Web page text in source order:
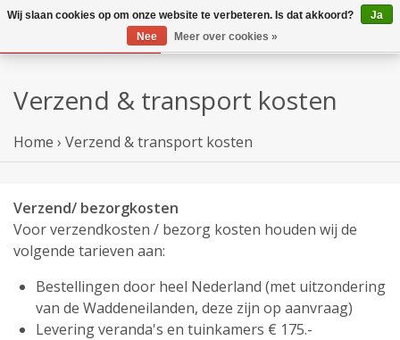
Verzend & transport kosten
Home › Verzend & transport kosten
Verzend/ bezorgkosten
Voor verzendkosten / bezorg kosten houden wij de
volgende tarieven aan:
Bestellingen door heel Nederland (met uitzondering
van de Waddeneilanden, deze zijn op aanvraag)
Levering veranda's en tuinkamers € 175.-
Wij slaan cookies op om onze website te verbeteren. Is dat akkoord?
Ja
Nee
Meer over cookies »